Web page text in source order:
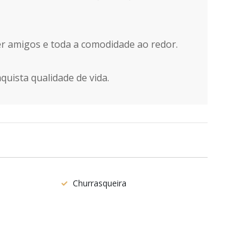
amigos e toda a comodidade ao redor.
qualidade de vida.
Churrasqueira